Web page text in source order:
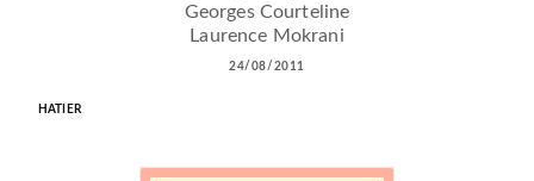
Georges Courteline
Laurence Mokrani
24/08/2011
HATIER